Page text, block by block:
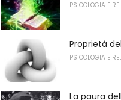
PSICOLOGIA E
Proprietà
PSICOLOGIA E
La paura